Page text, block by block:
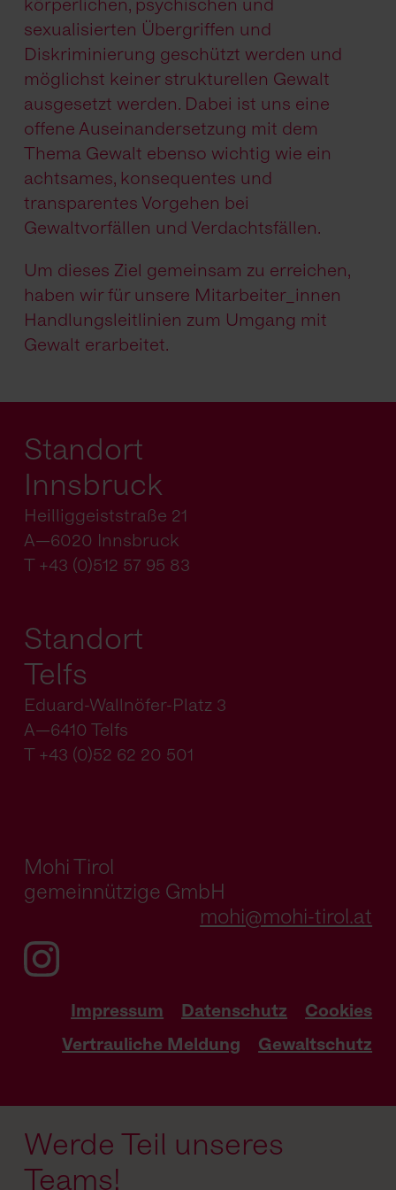
körperlichen, psychischen und
sexualisierten Übergriffen und
Diskriminierung geschützt werden und
möglichst keiner strukturellen Gewalt
ausgesetzt werden. Dabei ist uns eine
offene Auseinandersetzung mit dem
Thema Gewalt ebenso wichtig wie ein
achtsames, konsequentes und
transparentes Vorgehen bei
Gewaltvorfällen und Verdachtsfällen.
Um dieses Ziel gemeinsam zu erreichen,
haben wir für unsere Mitarbeiter_innen
Handlungsleitlinien zum Umgang mit
Gewalt erarbeitet.
Standort
Innsbruck
Heilliggeiststraße 21
A—6020 Innsbruck
T +43 (0)512 57 95 83
Standort
Telfs
Eduard-Wallnöfer-Platz 3
A—6410 Telfs
T +43 (0)52 62 20 501
Mohi Tirol
gemeinnützige GmbH
mohi@mohi-tirol.at
Impressum Datenschutz
Cookies
Vertrauliche Meldung
Gewaltschutz
Werde Teil unseres
Teams!